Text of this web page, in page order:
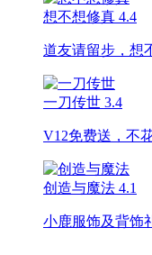
想不想修真 4.4
道友请留步，想
一刀传世 3.4
V12免费送，不
创造与魔法 4.1
小鹿服饰及背饰